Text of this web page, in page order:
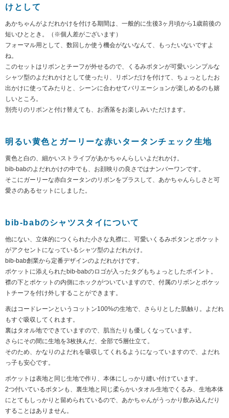
けとして
あかちゃんがよだれかけを付ける期間は、一般的に生後3ヶ月頃から1歳前後の
短いひととき。（※個人差がございます）
フォーマル用として、数回しか使う機会がないなんて、もったいないですよ
ね。
このセットはリボンとチーフが外せるので、くるみボタンが可愛いシンプルな
シャツ型のよだれかけとして使ったり、リボンだけを付けて、ちょっとしたお
出かけに使ってみたりと、シーンに合わせてバリエーションが楽しめるのも嬉
しいところ。
別売りのリボンと付け替えても、お洒落をお楽しみいただけます。
明るい黄色とガーリーな赤いタータンチェック生地
黄色と白の、細かいストライプがあかちゃんらしいよだれかけ。
bib-babのよだれかけの中でも、お顔映りの良さではナンバーワンです。
そこにガーリーな赤白タータンのリボンをプラスして、あかちゃんらしさと可
愛さのあるセットにしました。
bib-babのシャツスタイについて
他にない、立体的につくられた小さな丸襟に、可愛いくるみボタンとポケット
がアクセントになっているシャツ型のよだれかけ。
bib-bab創業から定番デザインのよだれかけです。
ポケットに添えられたbib-babのロゴが入ったタグもちょっとしたポイント。
襟の下とポケットの内側にホックがついていますので、付属のリボンとポケッ
トチーフを付け外しすることができます。
表はコードレーンというコットン100%の生地で、さらりとした肌触り。よだれ
もすぐ吸収してくれます。
裏はタオル地でできていますので、肌当たりも優しくなっています。
さらにその間に生地を3枚挟んだ、全部で5層仕立て。
そのため、かなりのよだれを吸収してくれるようになっていますので、よだれ
っ子も安心です。
ポケットは表地と同じ生地で作り、本体にしっかり縫い付けています。
2つ付いているボタンも、裏生地と同じ柔らかいタオル生地でくるみ、生地本体
にとてもしっかりと留められているので、あかちゃんがうっかり飲み込んだり
することはありません。